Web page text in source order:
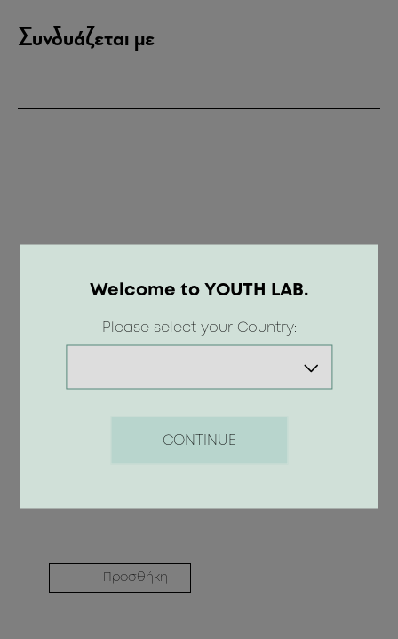
Συνδυάζεται με
Προσθήκη
Welcome to YOUTH LAB.
Please select your Country:
CONTINUE